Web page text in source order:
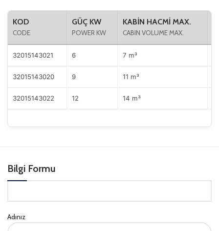
KOD
CODE
GÜÇ KW
POWER KW
KABİN HACMİ MAX.
CABIN VOLUME MAX.
32015143021 6 7 m³
32015143020 9 11 m³
32015143022 12 14 m³
Bilgi Formu
Adınız